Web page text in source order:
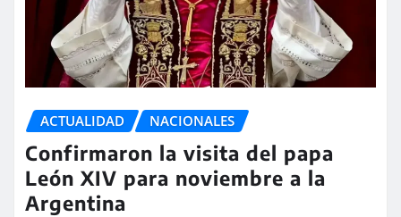
ACTUALIDAD NACIONALES
Confirmaron la visita del papa
León XIV para noviembre a la
Argentina